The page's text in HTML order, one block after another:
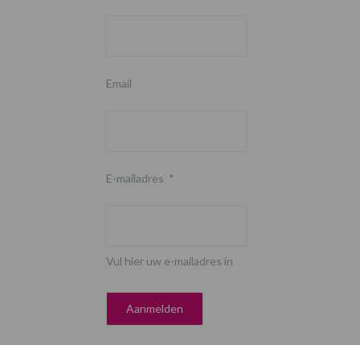
Email
E-mailadres *
Vul hier uw e-mailadres in